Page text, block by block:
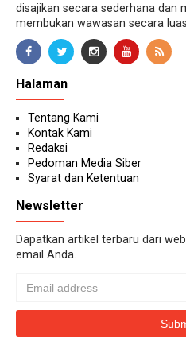
disajikan secara sederhana dan
membukan wawasan secara luas.
Halaman
Tentang Kami
Kontak Kami
Redaksi
Pedoman Media Siber
Syarat dan Ketentuan
Newsletter
Dapatkan artikel terbaru dari
email Anda.